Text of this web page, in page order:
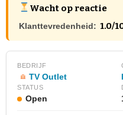
Wacht op reactie
Klanttevredenheid: 1.0/
BEDRIJF
TV Outlet
STATUS
Open